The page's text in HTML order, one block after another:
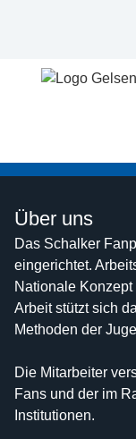
Über uns
Das Schalker
eingerichtet.
Nationale
Arbeit stützt sich
Methoden der
Die Mitarbeiter
Fans und der im
Institutionen.